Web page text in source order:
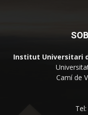
Institut Universitari
Camí de
Tel: